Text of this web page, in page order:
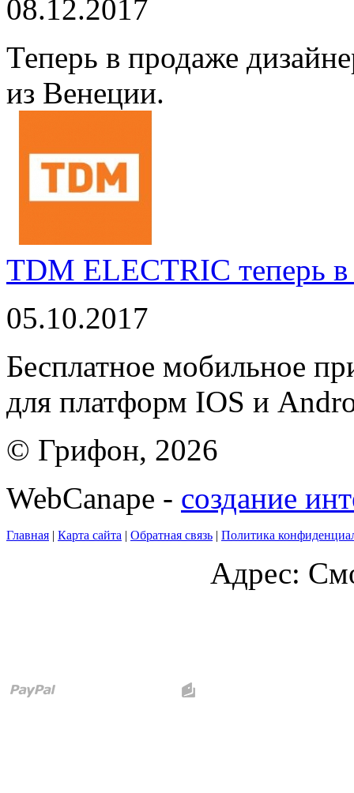
08.12.2017
Теперь в продаже
из Венеции.
TDM ELECTRIC теперь
05.10.2017
Бесплатное мобильное
для платформ IOS и
© Грифон, 2026
WebCanape - создание
Главная | Карта сайта | Обратная связь | Политика
Адрес: